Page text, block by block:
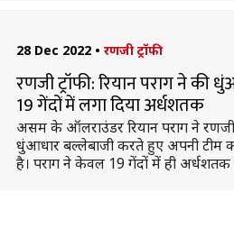
28 Dec 2022 • रणजी ट्रॉफी
रणजी ट्रॉफी: रियान पराग ने
19 गेंदों में लगा दिया अर्धशतक
असम के ऑलराउंडर रियान पराग ने रणजी
धुंआधार बल्लेबाजी करते हुए अपनी टीम
है। पराग ने केवल 19 गेंदों में ही अर्धशतक